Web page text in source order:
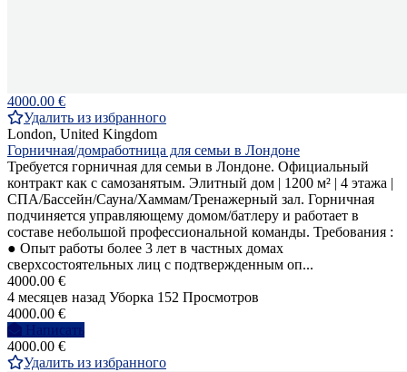
4000.00 €
Удалить из избранного
London, United Kingdom
Горничная/домработница для семьи в Лондоне
Требуется горничная для семьи в Лондоне. Официальный
контракт как с самозанятым. Элитный дом | 1200 м² | 4 этажа |
СПА/Бассейн/Сауна/Хаммам/Тренажерный зал. Горничная
подчиняется управляющему домом/батлеру и работает в
составе небольшой профессиональной команды. Требования :
● Опыт работы более 3 лет в частных домах
сверхсостоятельных лиц с подтвержденным оп...
4000.00 €
4 месяцев назад Уборка 152 Просмотров
4000.00 €
Написать
4000.00 €
Удалить из избранного